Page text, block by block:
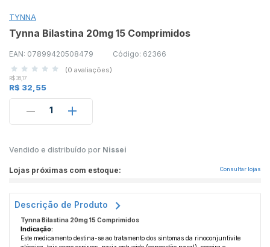
TYNNA
Tynna Bilastina 20mg 15 Comprimidos
EAN: 07899420508479 Código: 62366
(0 avaliações)
R$ 36,17
R$ 32,55
1
Vendido e distribuído por Nissei
Lojas próximas com estoque: Consultar lojas
Descrição de Produto
Tynna Bilastina 20mg 15 Comprimidos
Indicação:
Este medicamento destina-se ao tratamento dos sintomas da rinoconjuntivite